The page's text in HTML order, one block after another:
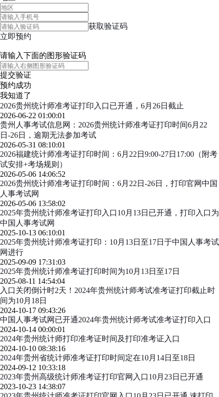
获取验证码
立即预约
请输入下面的图形验证码
提交验证
预约成功
我知道了
2026贵州统计师准考证打印入口已开通，6月26日截止
2026-06-22 01:00:01
贵州人事考试信息网：2026贵州统计师准考证打印时间6月22
日-26日，逾期无法参加考试
2026-05-31 08:10:01
2026福建统计师准考证打印时间：6月22日9:00-27日17:00（附考
试安排+考场规则）
2026-05-06 14:06:52
2026贵州统计师准考证打印时间：6月22日-26日，打印官网中国
人事考试网
2026-05-06 13:58:02
2025年贵州统计师准考证打印入口10月13日已开通，打印入口为
中国人事考试网
2025-10-13 06:10:01
2025年贵州统计师准考证打印：10月13日至17日于中国人事考试
网进行
2025-09-09 17:31:03
2025年贵州统计师准考证打印时间为10月13日至17日
2025-08-11 14:54:04
入口关闭倒计时2天！2024年贵州统计师考试准考证打印截止时
间为10月18日
2024-10-17 09:43:26
中国人事考试网已开通2024年贵州统计师考试准考证打印入口
2024-10-14 00:00:01
2024年贵州统计师打印准考证时间及打印准考证入口
2024-10-10 08:38:16
2024年贵州省统计师准考证打印时间定在10月14日至18日
2024-09-12 10:33:18
2023年贵州高级统计师准考证打印官网入口10月23日已开通
2023-10-23 14:38:07